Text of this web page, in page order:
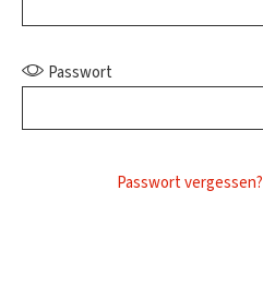
Passwort
Passwort vergessen?